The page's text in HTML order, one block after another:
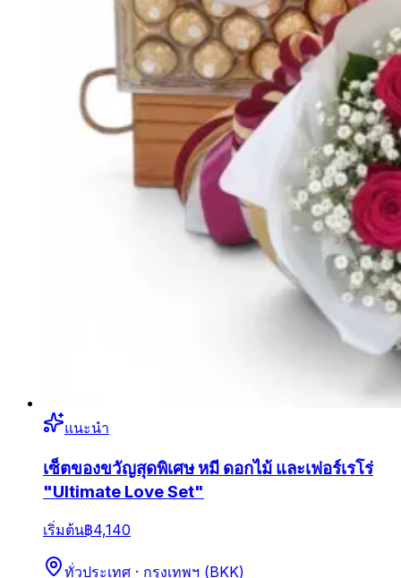
แนะนำ
เซ็ตของขวัญสุดพิเศษ หมี ดอกไม้ และเฟอร์เรโร่
"Ultimate Love Set"
เริ่มต้น฿4,140
ทั่วประเทศ · กรุงเทพฯ (BKK)